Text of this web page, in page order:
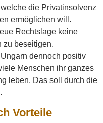
die Privatinsolvenz
ermöglichen will.
Rechtslage keine
zu beseitigen.
dennoch positiv
Menschen ihr ganzes
leben. Das soll durch die
Vorteile